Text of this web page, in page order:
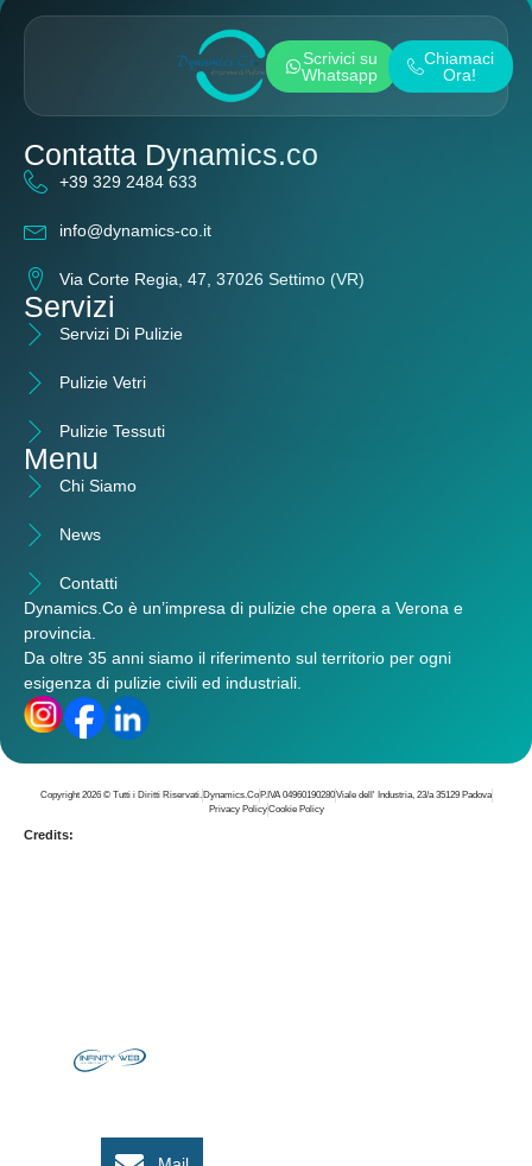
Scrivici su
Whatsapp
Chiamaci
Ora!
Contatta Dynamics.co
+39 329 2484 633
info@dynamics-co.it
Via Corte Regia, 47, 37026 Settimo (VR)
Servizi
Servizi Di Pulizie
Pulizie Vetri
Pulizie Tessuti
Menu
Chi Siamo
News
Contatti
Dynamics.Co è un’impresa di pulizie che opera a Verona e
provincia
Da oltre 35 anni siamo il riferimento sul territorio per ogni
esigenza di pulizie civili ed industriali.
Copyright 2026 © Tutti i Diritti Riservati. Dynamics.CoP.IVA 04960190280Viale dell' Industria, 23/a 35129 Padova
Privacy PolicyCookie Policy
Credits: